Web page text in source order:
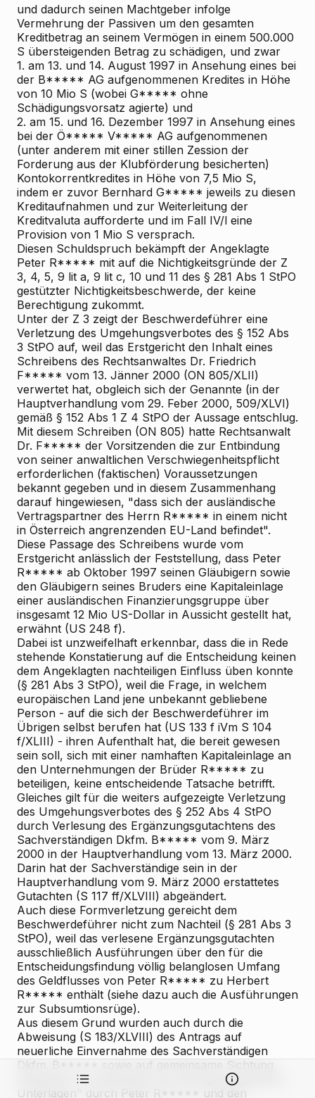
und dadurch seinen Machtgeber infolge
Vermehrung der Passiven um den gesamten
Kreditbetrag an seinem Vermögen in einem 500.000
S übersteigenden Betrag zu schädigen, und zwar
1. am 13. und 14. August 1997 in Ansehung eines bei
der B***** AG aufgenommenen Kredites in Höhe
von 10 Mio S (wobei G***** ohne
Schädigungsvorsatz agierte) und
2. am 15. und 16. Dezember 1997 in Ansehung eines
bei der Ö***** V***** AG aufgenommenen
(unter anderem mit einer stillen Zession der
Forderung aus der Klubförderung besicherten)
Kontokorrentkredites in Höhe von 7,5 Mio S,
indem er zuvor Bernhard G***** jeweils zu diesen
Kreditaufnahmen und zur Weiterleitung der
Kreditvaluta aufforderte und im Fall IV/l eine
Provision von 1 Mio S versprach.
Diesen Schuldspruch bekämpft der Angeklagte
Peter R***** mit auf die Nichtigkeitsgründe der Z
3, 4, 5, 9 lit a, 9 lit c, 10 und 11 des § 281 Abs 1 StPO
gestützter Nichtigkeitsbeschwerde, der keine
Berechtigung zukommt.
Unter der Z 3 zeigt der Beschwerdeführer eine
Verletzung des Umgehungsverbotes des § 152 Abs
3 StPO auf, weil das Erstgericht den Inhalt eines
Schreibens des Rechtsanwaltes Dr. Friedrich
F***** vom 13. Jänner 2000 (ON 805/XLII)
verwertet hat, obgleich sich der Genannte (in der
Hauptverhandlung vom 29. Feber 2000, 509/XLVI)
gemäß § 152 Abs 1 Z 4 StPO der Aussage entschlug.
Mit diesem Schreiben (ON 805) hatte Rechtsanwalt
Dr. F***** der Vorsitzenden die zur Entbindung
von seiner anwaltlichen Verschwiegenheitspflicht
erforderlichen (faktischen) Voraussetzungen
bekannt gegeben und in diesem Zusammenhang
darauf hingewiesen, "dass sich der ausländische
Vertragspartner des Herrn R***** in einem nicht
in Österreich angrenzenden EU-Land befindet".
Diese Passage des Schreibens wurde vom
Erstgericht anlässlich der Feststellung, dass Peter
R***** ab Oktober 1997 seinen Gläubigern sowie
den Gläubigern seines Bruders eine Kapitaleinlage
einer ausländischen Finanzierungsgruppe über
insgesamt 12 Mio US-Dollar in Aussicht gestellt hat,
erwähnt (US 248 f).
Dabei ist unzweifelhaft erkennbar, dass die in Rede
stehende Konstatierung auf die Entscheidung keinen
dem Angeklagten nachteiligen Einfluss üben konnte
(§ 281 Abs 3 StPO), weil die Frage, in welchem
europäischen Land jene unbekannt gebliebene
Person - auf die sich der Beschwerdeführer im
Übrigen selbst berufen hat (US 133 f iVm S 104
f/XLIII) - ihren Aufenthalt hat, die bereit gewesen
sein soll, sich mit einer namhaften Kapitaleinlage an
den Unternehmungen der Brüder R***** zu
beteiligen, keine entscheidende Tatsache betrifft.
Gleiches gilt für die weiters aufgezeigte Verletzung
des Umgehungsverbotes des § 252 Abs 4 StPO
durch Verlesung des Ergänzungsgutachtens des
Sachverständigen Dkfm. B***** vom 9. März
2000 in der Hauptverhandlung vom 13. März 2000.
Darin hat der Sachverständige sein in der
Hauptverhandlung vom 9. März 2000 erstattetes
Gutachten (S 117 ff/XLVIII) abgeändert.
Auch diese Formverletzung gereicht dem
Beschwerdeführer nicht zum Nachteil (§ 281 Abs 3
StPO), weil das verlesene Ergänzungsgutachten
ausschließlich Ausführungen über den für die
Entscheidungsfindung völlig belanglosen Umfang
des Geldflusses von Peter R***** zu Herbert
R***** enthält (siehe dazu auch die Ausführungen
zur Subsumtionsrüge).
Aus diesem Grund wurden auch durch die
Abweisung (S 183/XLVIII) des Antrags auf
neuerliche Einvernahme des Sachverständigen
Dkfm. B***** sowie auf gemeinsame Sichtung
sämtlicher "im Dezember zur Verfügung gestellter
Unterlagen" durch Peter R***** und den